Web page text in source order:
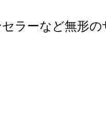
ラーなど無形